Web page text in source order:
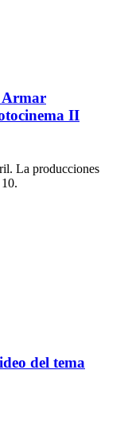
Armar
II
La producciones
del tema